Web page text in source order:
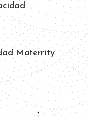
Maternity